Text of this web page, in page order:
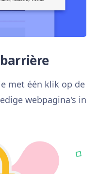
met één klik op de
webpagina's in